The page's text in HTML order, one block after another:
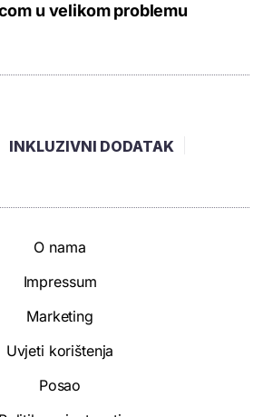
u velikom problemu
INKLUZIVNI DODATAK
O nama
Impressum
Marketing
Uvjeti korištenja
Posao